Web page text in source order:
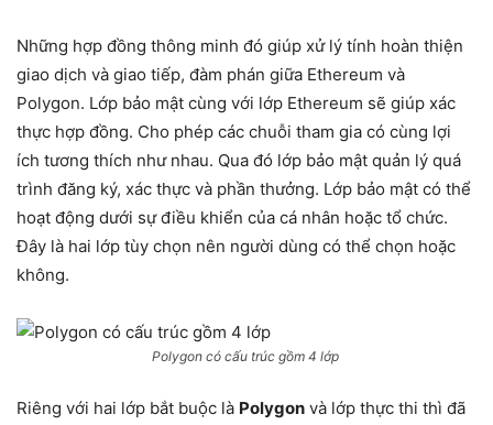
Những hợp đồng thông minh đó giúp xử lý tính hoàn thiện
giao dịch và giao tiếp, đàm phán giữa Ethereum và
Polygon. Lớp bảo mật cùng với lớp Ethereum sẽ giúp xác
thực hợp đồng. Cho phép các chuỗi tham gia có cùng lợi
ích tương thích như nhau. Qua đó lớp bảo mật quản lý quá
trình đăng ký, xác thực và phần thưởng. Lớp bảo mật có thể
hoạt động dưới sự điều khiển của cá nhân hoặc tổ chức.
Đây là hai lớp tùy chọn nên người dùng có thể chọn hoặc
không.
Polygon có cấu trúc gồm 4 lớp
Riêng với hai lớp bắt buộc là Polygon và lớp thực thi thì đã